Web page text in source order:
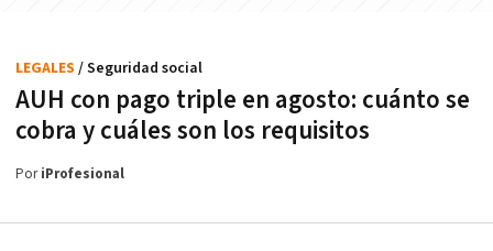
AUH con pago triple en agosto: cuánto se
cobra y cuáles son los requisitos
LEGALES / Seguridad social
PoriProfesional